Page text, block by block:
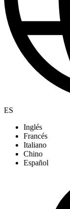
ES
Inglés
Francés
Italiano
Chino
Español